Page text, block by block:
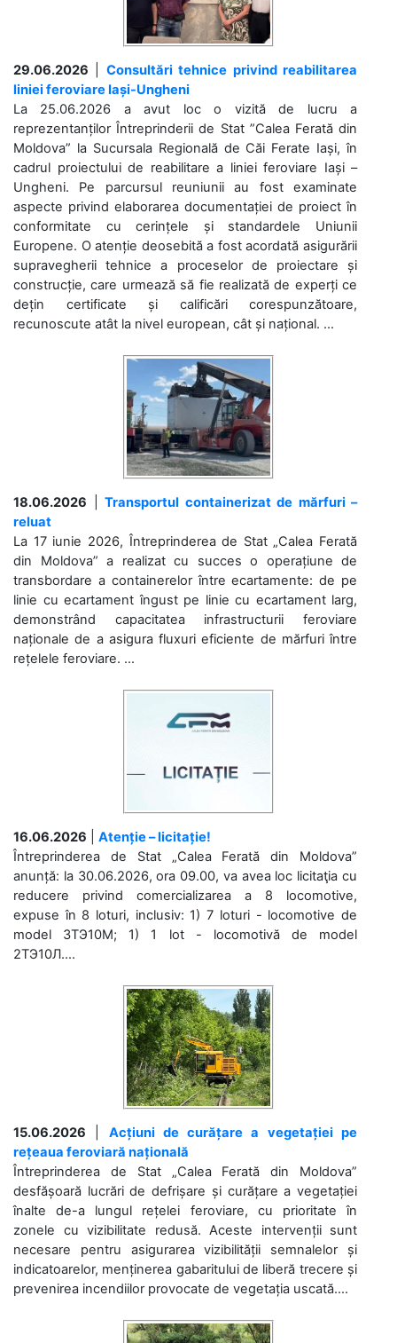
29.06.2026
Consultări tehnice privind reabilitarea
liniei feroviare Iași-Ungheni
La 25.06.2026 a avut loc o vizită de lucru a
reprezentanților Întreprinderii de Stat ”Calea Ferată din
Moldova” la Sucursala Regională de Căi Ferate Iași, în
cadrul proiectului de reabilitare a liniei feroviare Iași –
Ungheni. Pe parcursul reuniunii au fost examinate
aspecte privind elaborarea documentației de proiect în
conformitate cu cerințele și standardele Uniunii
Europene. O atenție deosebită a fost acordată asigurării
supravegherii tehnice a proceselor de proiectare și
construcție, care urmează să fie realizată de experți ce
dețin certificate și calificări corespunzătoare,
recunoscute atât la nivel european, cât și național. ...
18.06.2026
Transportul containerizat de mărfuri –
reluat
La 17 iunie 2026, Întreprinderea de Stat „Calea Ferată
din Moldova” a realizat cu succes o operațiune de
transbordare a containerelor între ecartamente: de pe
linie cu ecartament îngust pe linie cu ecartament larg,
demonstrând capacitatea infrastructurii feroviare
naționale de a asigura fluxuri eficiente de mărfuri între
rețelele feroviare. ...
16.06.2026
Atenție – licitație!
Întreprinderea de Stat „Calea Ferată din Moldova”
anunță: la 30.06.2026, ora 09.00, va avea loc licitaţia cu
reducere privind comercializarea a 8 locomotive,
expuse în 8 loturi, inclusiv: 1) 7 loturi - locomotive de
model 3ТЭ10М; 1) 1 lot - locomotivă de model
2ТЭ10Л....
15.06.2026
Acțiuni de curățare a vegetației pe
rețeaua feroviară națională
Întreprinderea de Stat „Calea Ferată din Moldova”
desfășoară lucrări de defrișare și curățare a vegetației
înalte de-a lungul rețelei feroviare, cu prioritate în
zonele cu vizibilitate redusă. Aceste intervenții sunt
necesare pentru asigurarea vizibilității semnalelor și
indicatoarelor, menținerea gabaritului de liberă trecere și
prevenirea incendiilor provocate de vegetația uscată....